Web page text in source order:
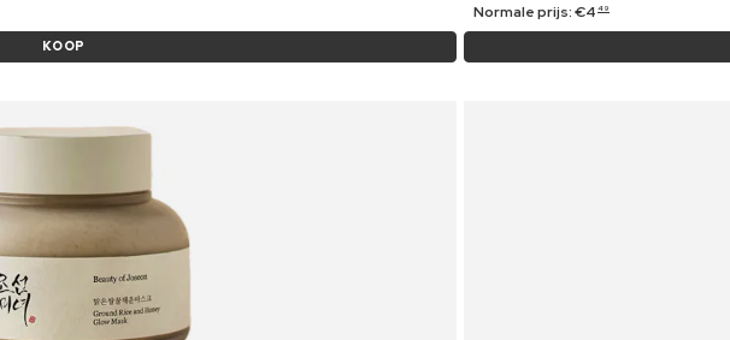
KOOP
Normale prijs:€4 49